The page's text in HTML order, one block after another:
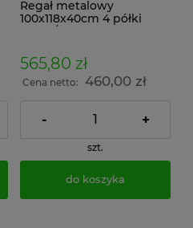
Regał metalowy
100x118x40cm 4 półki
100kg/p ocynkowany
dokumenty w archiwum i
do magazynu
565,80 zł
Cena netto: 460,00 zł
- +
szt.
do koszyka